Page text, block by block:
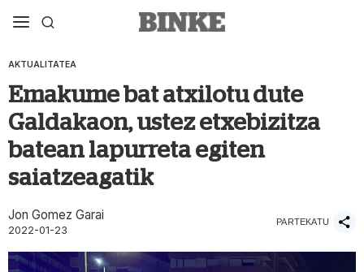
AKTUALITATEA
Emakume bat atxilotu dute
Galdakaon, ustez etxebizitza
batean lapurreta egiten
saiatzeagatik
Jon Gomez Garai
2022-01-23
PARTEKATU